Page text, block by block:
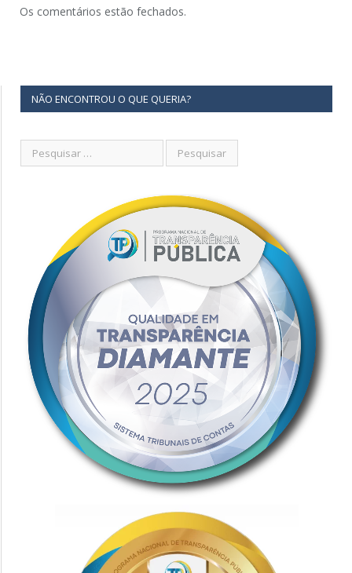
Os comentários estão fechados.
NÃO ENCONTROU O QUE QUERIA?